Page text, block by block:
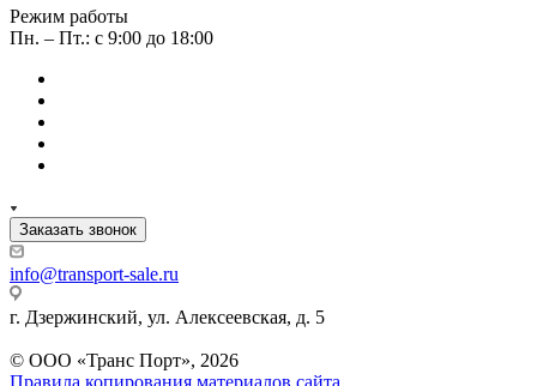
Режим работы
Пн. – Пт.: с 9:00 до 18:00
Заказать звонок
info@transport-sale.ru
г. Дзержинский, ул. Алексеевская, д. 5
© ООО «Транс Порт», 2026
Правила копирования материалов сайта